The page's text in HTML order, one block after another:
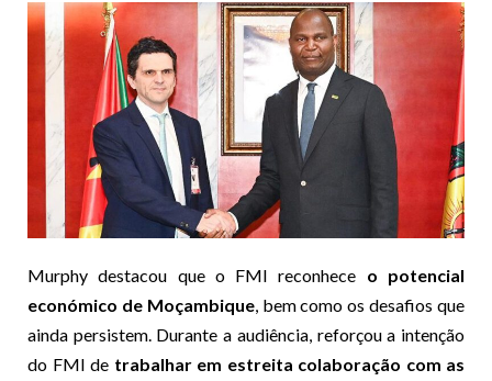
Murphy destacou que o FMI reconhece o potencial
económico de Moçambique, bem como os desafios que
ainda persistem. Durante a audiência, reforçou a intenção
do FMI de trabalhar em estreita colaboração com as